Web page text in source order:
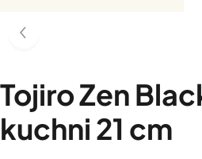
Tojiro Zen
kuchni 21 cm